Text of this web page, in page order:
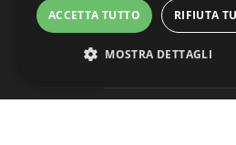
info@vmcd.it
ACCETTA TUTTO RIFIUTA
MOSTRA DETTAGLI